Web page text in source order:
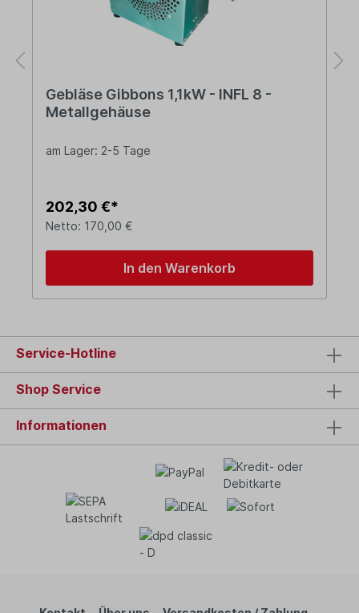
Gebläse Gibbons 1,1kW - INFL 8 -
Metallgehäuse
am Lager: 2-5 Tage
202,30 €*
Netto: 170,00 €
In den Warenkorb
Service-Hotline
Shop Service
Informationen